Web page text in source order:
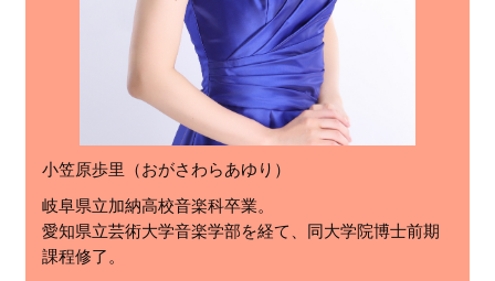
小笠原歩里（おがさわらあゆり）
岐阜県立加納高校音楽科卒業。
愛知県立芸術大学音楽学部を経て、同大学院博士前期
課程修了。